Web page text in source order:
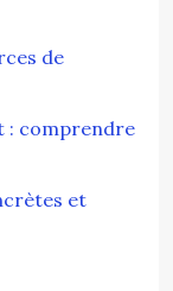
de
: comprendre
et